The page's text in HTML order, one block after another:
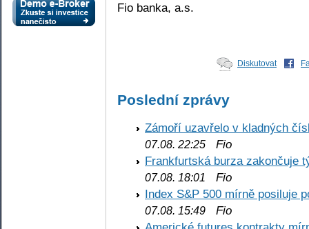
Fio banka, a.s.
Diskutovat
Poslední zprávy
Zámoří uzavřelo v kladných
07.08. 22:25 Fio
Frankfurtská burza zakončuje
07.08. 18:01
Fio
Index S&P 500 mírně posiluje
07.08. 15:49 Fio